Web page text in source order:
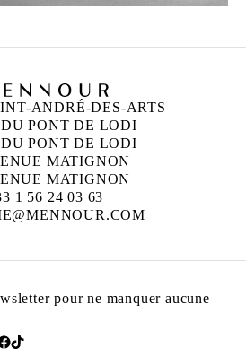
ANDRÉ-DES-ARTS
PONT DE LODI
PONT DE LODI
MATIGNON
MATIGNON
1 56 24 03 63
pour ne manquer aucune